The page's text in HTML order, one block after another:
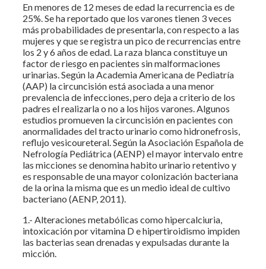
En menores de 12 meses de edad la recurrencia es de
25%. Se ha reportado que los varones tienen 3 veces
más probabilidades de presentarla, con respecto a las
mujeres y que se registra un pico de recurrencias entre
los 2 y 6 años de edad. La raza blanca constituye un
factor de riesgo en pacientes sin malformaciones
urinarias. Según la Academia Americana de Pediatría
(AAP) la circuncisión está asociada a una menor
prevalencia de infecciones, pero deja a criterio de los
padres el realizarla o no a los hijos varones. Algunos
estudios promueven la circuncisión en pacientes con
anormalidades del tracto urinario como hidronefrosis,
reflujo vesicoureteral. Según la Asociación Española de
Nefrología Pediátrica (AENP) el mayor intervalo entre
las micciones se denomina habito urinario retentivo y
es responsable de una mayor colonización bacteriana
de la orina la misma que es un medio ideal de cultivo
bacteriano (AENP, 2011).
1.- Alteraciones metabólicas como hipercalciuria,
intoxicación por vitamina D e hipertiroidismo impiden
las bacterias sean drenadas y expulsadas durante la
micción.